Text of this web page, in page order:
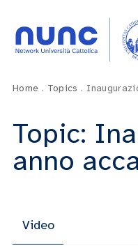
Home . Topics .
Topic:
anno
Video